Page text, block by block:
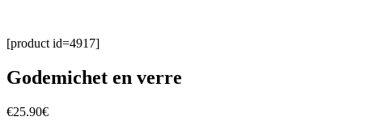
[product id=4917]
Godemichet en verre
€25.90€